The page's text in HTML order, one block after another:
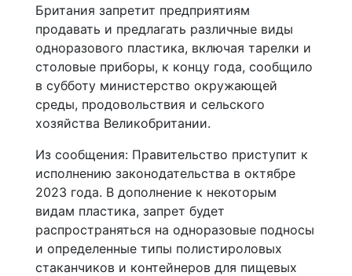
Британия запретит предприятиям
продавать и предлагать различные виды
одноразового пластика, включая тарелки и
столовые приборы, к концу года, сообщило
в субботу министерство окружающей
среды, продовольствия и сельского
хозяйства Великобритании.
Из сообщения: Правительство приступит к
исполнению законодательства в октябре
2023 года. В дополнение к некоторым
видам пластика, запрет будет
распространяться на одноразовые подносы
и определенные типы полистироловых
стаканчиков и контейнеров для пищевых